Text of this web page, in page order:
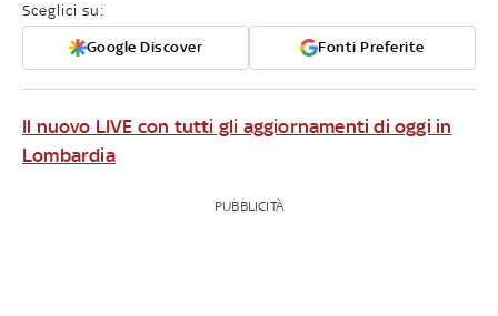
Sceglici su:
Google Discover Fonti Preferite
Il nuovo LIVE con tutti gli aggiornamenti di oggi in
Lombardia
PUBBLICITÀ